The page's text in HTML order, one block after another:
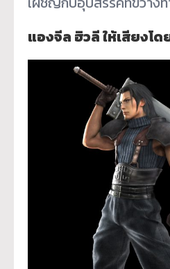
แองจีล ฮิวลี ให้เสียงโ